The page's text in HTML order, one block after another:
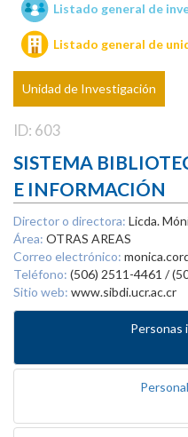
Unidades de
Listado general de
Listado general de
Unidad de Investigación
ID: 603
SISTEMA
E INFORMACIÓN
Director o directora: Licda.
Área: OTRAS AREAS
Correo electrónico:
Teléfono: (506) 2511-4461 /
Sitio web: www.sibdi.ucr.ac.cr
Personas